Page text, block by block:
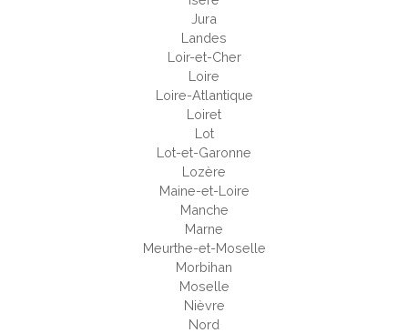
Jura
Landes
Loir-et-Cher
Loire
Loire-Atlantique
Loiret
Lot
Lot-et-Garonne
Lozère
Maine-et-Loire
Manche
Marne
Meurthe-et-Moselle
Morbihan
Moselle
Nièvre
Nord